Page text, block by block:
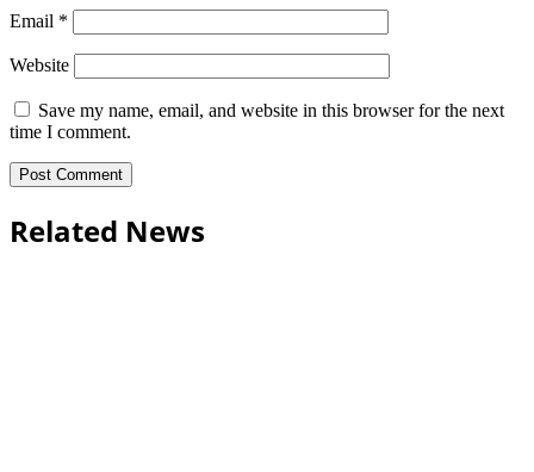
Email *
Website
Save my name, email, and website in this browser for the next
time I comment.
Related News